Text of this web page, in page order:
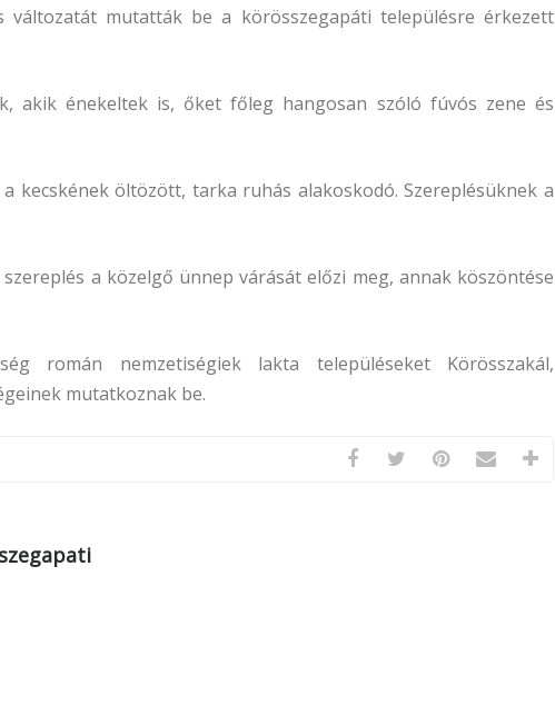
változatát mutatták be a körösszegapáti településre érkezett
akik énekeltek is, őket főleg hangosan szóló fúvós zene és
kecskének öltözött, tarka ruhás alakoskodó. Szereplésüknek a
a közelgő ünnep várását előzi meg, annak köszöntése
román nemzetiségiek lakta településeket Körösszakál,
mutatkoznak be.